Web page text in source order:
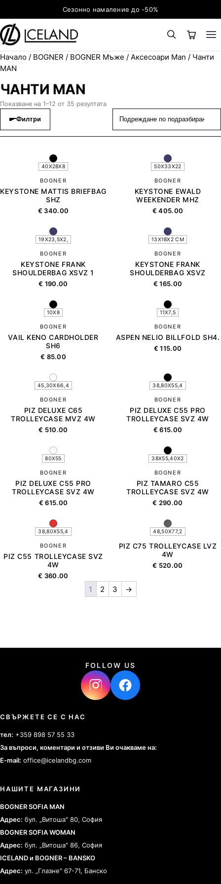
Към съдържаниетоСезонно намаление до -50%
Search for:
ТЪРСЕНЕ ×
Начало / BOGNER / BOGNER Мъже / Аксесоари Man / Чанти
MAN
ЧАНТИ MAN
Показване на 1–12 от 35 резултата
Филтри
40X28X8
BOGNER
KEYSTONE MATTIS BRIEFBAG
SHZ
€ 340.00
50X33X22
BOGNER
KEYSTONE EWALD
WEEKENDER MHZ
€ 405.00
19X23,5X2,
BOGNER
KEYSTONE FRANK
SHOULDERBAG XSVZ 1
€ 190.00
13X18X2 CM
BOGNER
KEYSTONE FRANK
SHOULDERBAG XSVZ
€ 165.00
10X8
BOGNER
VAIL KENO CARDHOLDER
SH6
€ 85.00
11X7,5
BOGNER
ASPEN NELIO BILLFOLD SH4.
€ 115.00
45,30X66,4
BOGNER
PIZ DELUXE C65
TROLLEYCASE MVZ 4W
€ 510.00
38,80X55,4
BOGNER
PIZ DELUXE C55 PRO
TROLLEYCASE SVZ 4W
€ 615.00
80X55
BOGNER
PIZ DELUXE C55 PRO
TROLLEYCASE SVZ 4W
€ 615.00
38X55,40X2
BOGNER
PIZ TAMARO C55
TROLLEYCASE SVZ 4W
€ 290.00
38,80X55,4
BOGNER
PIZ C55 TROLLEYCASE SVZ
4W
€ 360.00
48,50X77,2
PIZ C75 TROLLEYCASE LVZ
4W
€ 520.00
1 2 3 →
FOLLOW US
СВЪРЖЕТЕ СЕ С НАС
тел: +359 898 57 55 33
За въпроси, коментари и отзиви Ви очакваме на:
E-mail: office@icelandbg.com
НАШИТЕ МАГАЗИНИ
BOGNER SOFIA MAN
Адрес: бул. „Витоша" 80, София
BOGNER SOFIA WOMAN
Адрес: бул. „Витоша" 86, София
ICELAND и BOGNER – BANSKO
Адрес: ул. „Глазне" 67-71, Банско